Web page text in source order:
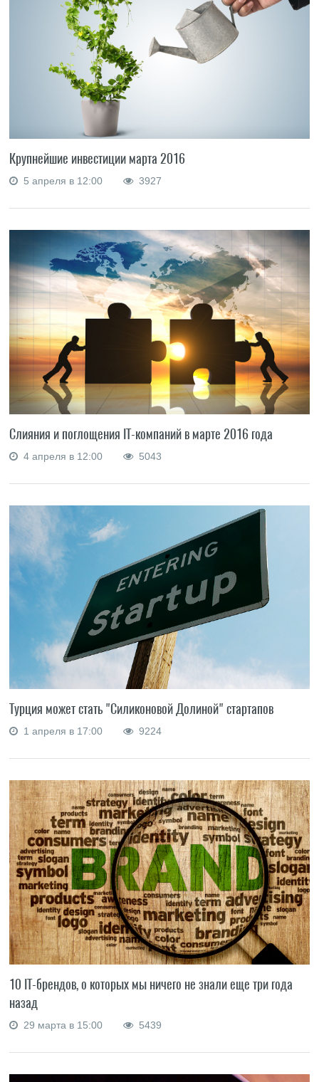
Крупнейшие инвестиции марта 2016
5 апреля в 12:00 3927
Слияния и поглощения IT-компаний в марте 2016 года
4 апреля в 12:00 5043
Турция может стать "Силиконовой Долиной" стартапов
1 апреля в 17:00 9224
10 IT-брендов, о которых мы ничего не знали еще три года
назад
29 марта в 15:00 5439